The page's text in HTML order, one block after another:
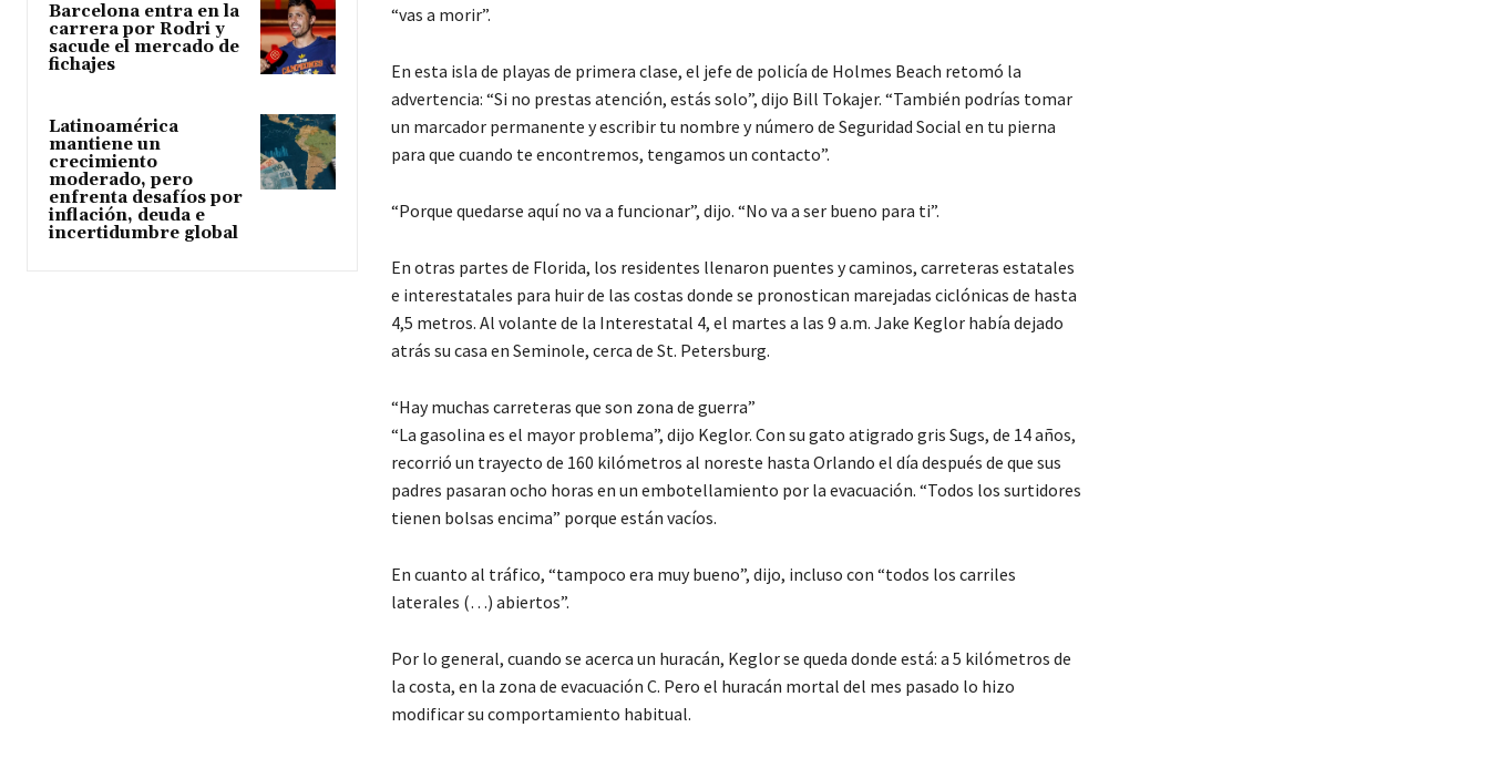
Barcelona entra en la
carrera por Rodri y
sacude el mercado de
fichajes
Latinoamérica
mantiene un
crecimiento
moderado, pero
enfrenta desafíos por
inflación, deuda e
incertidumbre global
“vas a morir”.
En esta isla de playas de primera clase, el jefe de policía de Holmes Beach retomó la
advertencia: “Si no prestas atención, estás solo”, dijo Bill Tokajer. “También podrías tomar
un marcador permanente y escribir tu nombre y número de Seguridad Social en tu pierna
para que cuando te encontremos, tengamos un contacto”.
“Porque quedarse aquí no va a funcionar”, dijo. “No va a ser bueno para ti”.
En otras partes de Florida, los residentes llenaron puentes y caminos, carreteras estatales
e interestatales para huir de las costas donde se pronostican marejadas ciclónicas de hasta
4,5 metros. Al volante de la Interestatal 4, el martes a las 9 a.m. Jake Keglor había dejado
atrás su casa en Seminole, cerca de St. Petersburg.
“Hay muchas carreteras que son zona de guerra”
“La gasolina es el mayor problema”, dijo Keglor. Con su gato atigrado gris Sugs, de 14 años,
recorrió un trayecto de 160 kilómetros al noreste hasta Orlando el día después de que sus
padres pasaran ocho horas en un embotellamiento por la evacuación. “Todos los surtidores
tienen bolsas encima” porque están vacíos.
En cuanto al tráfico, “tampoco era muy bueno”, dijo, incluso con “todos los carriles
laterales (…) abiertos”.
Por lo general, cuando se acerca un huracán, Keglor se queda donde está: a 5 kilómetros de
la costa, en la zona de evacuación C. Pero el huracán mortal del mes pasado lo hizo
modificar su comportamiento habitual.